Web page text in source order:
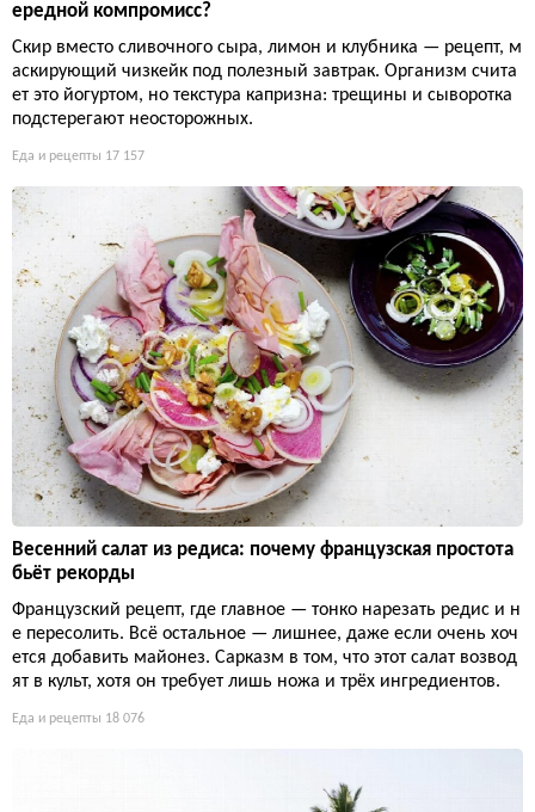
ередной компромисс?
Скир вместо сливочного сыра, лимон и клубника — рецепт, м
аскирующий чизкейк под полезный завтрак. Организм счита
ет это йогуртом, но текстура капризна: трещины и сыворотка
подстерегают неосторожных.
Еда и рецепты 17 157
Весенний салат из редиса: почему французская простота
бьёт рекорды
Французский рецепт, где главное — тонко нарезать редис и н
е пересолить. Всё остальное — лишнее, даже если очень хоч
ется добавить майонез. Сарказм в том, что этот салат возвод
ят в культ, хотя он требует лишь ножа и трёх ингредиентов.
Еда и рецепты 18 076